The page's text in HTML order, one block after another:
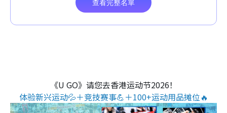
《U GO》请您去香港运动节2026！
体验新兴运动💦＋竞技赛事💪＋100+运动用品摊位🔥